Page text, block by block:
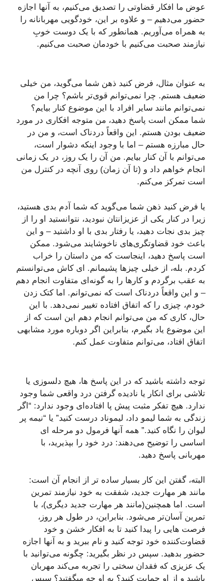
عوض ما افکار قضاوتی را تصدیق می‌کنیم، به آنها اجازه
حضور می‌دهیم – و علاوه بر این، خودگویی مهربانانه را
به همراه می‌آوریم. همانطور که با یک دوست خوبِ
نیازمند صحبت می‌کنیم با خودمان صحبت می‌کنیم.
به عنوان مثال، فرض کنید ذهن شما می‌گوید، من خیلی
ضعیف هستم. چرا نمی‌توانم قوی‌تر باشم؟ چرا من
نمی‌توانم مانند سایر افراد با این موضوع کنار بیایم؟
شما ممکن است پاسخ دهید، من متوجه افکاری در مورد
ضعیف بودن هستم. این واقعاً دردناک است، و من در
حال مبارزه هستم – اما با وجود اینکه دشوار است،
می‌توانم با آن کنار بیایم. من آن را یک روز، در یک زمانی
انجام خواهم داد و (تا آن زمان) روی آنچه در کنترل من
است تمرکز می‌کنم.
یا فرض کنید ذهن شما می‌گوید که شما آدم بدی هستید،
زیرا در کنار یکی از عزیزانتان نبودید، نتوانستید او را از
چیز بدی نجات دهید، یا رفتار بدی با او داشتید – و این
باعث خود قضاوتگری‌های ناخوشایند می‌شود. ممکن
است پاسخ دهید، اینجاست که من داستان را خراب
کردم. بله، از خیلی چیزها پشیمانم. ای کاش می‌توانستم
به عقب برگردم و کارها را به گونه‌ای متفاوت انجام دهم
– و این واقعاً دردناک است که نمی‌توانم. اما کتک زدن
خودم، چیزی را که اتفاق افتاده تغییر نمی‌دهد. با این
حال، کاری که من می‌توانم انجام دهم این است که از
این موضوع یاد بگیرم، بنابراین اگر دوباره مورد مشابهی
اتفاق افتاد، می‌توانم متفاوت عمل کنم.
توجه داشته باشید که در این پاسخ ها، هیچ دلسوزی یا
تلاشی برای انکار یا نادیده گرفتن درد واقعی شما وجود
ندارد. هیچ تفکر مثبت پیش پا افتاده‌ای وجود ندارد: “اگر
زندگی به شما لیمو داد، لیموناد درست کنید” یا “نیمه پر
لیوان را نگاه کنید.” همه آنها فرمول دو مرحله ای
اساسی را توضیح می‌دهند: درد خود را بپذیرید، با
مهربانی پاسخ دهید.
البته، گفتن این کار بسیار ساده تر از انجام آن است:
مانند هر مهارت جدید، شفقت به خود نیازمند تمرین
است. اما همچنین(مانند هر مهارت جدید دیگری)، با
تمرین آسان‌تر می‌شود. بنابراین، در طول هر روز،
فرصت هایی را پیدا کنید تا به افکار خشن و خود
قضاوت‌کننده خود توجه کنید و نام ببرید و به آنها اجازه
حضور بدهید. سپس در نظر بگیرید: چگونه می‌توانید با
یک عزیزی که فقدان سختی را تجربه می‌کند مهربان
باشید و از او حمایت کنید؟ به او چه میگفتید؟ سپس